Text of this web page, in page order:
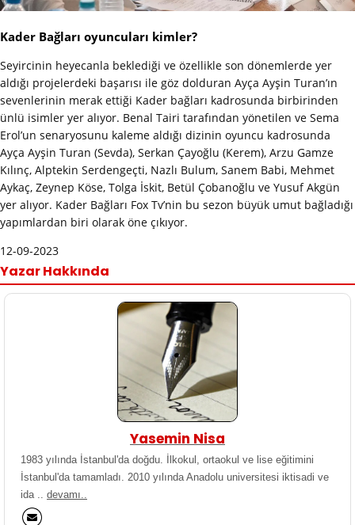
Kader Bağları oyuncuları kimler?
Seyircinin heyecanla beklediği ve özellikle son dönemlerde yer
aldığı projelerdeki başarısı ile göz dolduran Ayça Ayşin Turan’ın
sevenlerinin merak ettiği Kader bağları kadrosunda birbirinden
ünlü isimler yer alıyor. Benal Tairi tarafından yönetilen ve Sema
Erol’un senaryosunu kaleme aldığı dizinin oyuncu kadrosunda
Ayça Ayşin Turan (Sevda), Serkan Çayoğlu (Kerem), Arzu Gamze
Kılınç, Alptekin Serdengeçti, Nazlı Bulum, Sanem Babi, Mehmet
Aykaç, Zeynep Köse, Tolga İskit, Betül Çobanoğlu ve Yusuf Akgün
yer alıyor. Kader Bağları Fox Tv’nin bu sezon büyük umut bağladığı
yapımlardan biri olarak öne çıkıyor.
12-09-2023
Yazar Hakkında
Yasemin Nisa
1983 yılında İstanbul'da doğdu. İlkokul, ortaokul ve lise eğitimini
İstanbul'da tamamladı. 2010 yılında Anadolu universitesi iktisadi ve
ida .. devamı..